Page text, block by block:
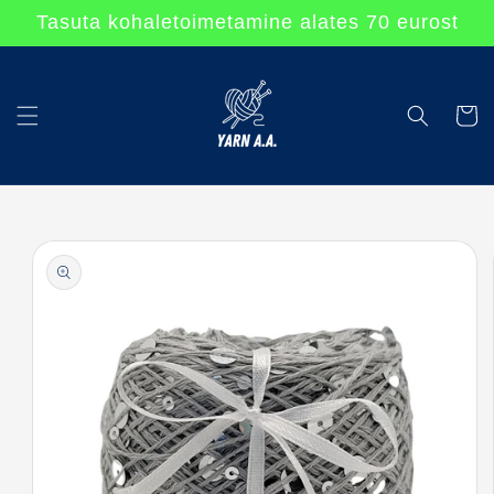
контенту
Tasuta kohaletoimetamine alates 70 eurost
Korv
Перейти к
информации
о продукте